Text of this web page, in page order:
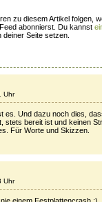
zu diesem Artikel folgen,
Feed abonnierst. Du kannst
deiner Seite setzen.
Uhr
Und dazu noch dies,
stets bereit ist und keinen
Für Worte und Skizzen.
Uhr